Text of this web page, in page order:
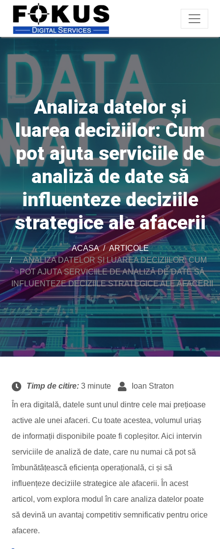
Analiza datelor și
luarea deciziilor: Cum
pot ajuta serviciile de
analiză de date să
influenteze deciziile
strategice ale afacerii
ACASA
ARTICOLE
ANALIZA DATELOR ȘI LUAREA DECIZIILOR: CUM
POT AJUTA SERVICIILE DE ANALIZĂ DE DATE SĂ
INFLUENTEZE DECIZIILE STRATEGICE ALE AFACERII
Timp de citire: 3 minute Ioan Straton
În era digitală, datele sunt unul dintre cele mai prețioase
active ale unei afaceri. Cu toate acestea, volumul uriaș
de informații disponibile poate fi copleșitor. Aici intervin
serviciile de analiză de date, care nu numai că pot să
îmbunătățească eficiența operațională, ci și să
influențeze deciziile strategice ale afacerii. În acest
articol, vom explora modul în care analiza datelor poate
să devină un avantaj competitiv semnificativ pentru orice
afacere.